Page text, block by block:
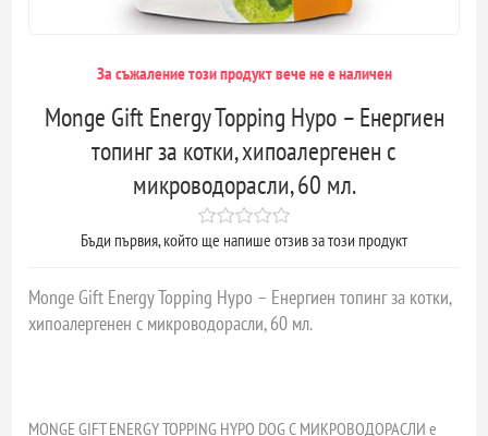
За съжаление този продукт вече не е наличен
Monge Gift Energy Topping Hypo – Енергиен
топинг за котки, хипоалергенен с
микроводорасли, 60 мл.
Бъди първия, който ще напише отзив за този продукт
Monge Gift Energy Topping Hypo – Енергиен топинг за котки,
хипоалергенен с микроводорасли, 60 мл.
MONGE GIFT ENERGY TOPPING HYPO DOG С МИКРОВОДОРАСЛИ е